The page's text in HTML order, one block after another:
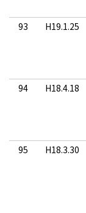
93
H19.1.25
94
H18.4.18
95
H18.3.30